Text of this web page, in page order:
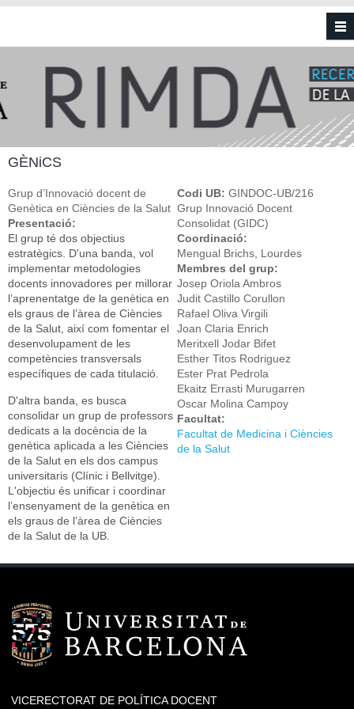
Vés al contingut
GÈNiCS
Grup d’Innovació docent de
Genètica en Ciències de la Salut
Presentació:
El grup té dos objectius
estratègics. D'una banda, vol
implementar metodologies
docents innovadores per millorar
l’aprenentatge de la genètica en
els graus de l’àrea de Ciències
de la Salut, així com fomentar el
desenvolupament de les
competències transversals
específiques de cada titulació.
D'altra banda, es busca
consolidar un grup de professors
dedicats a la docència de la
genètica aplicada a les Ciències
de la Salut en els dos campus
universitaris (Clínic i Bellvitge).
L'objectiu és unificar i coordinar
l’ensenyament de la genètica en
els graus de l’àrea de Ciències
de la Salut de la UB.
Codi UB: GINDOC-UB/216
Grup Innovació Docent
Consolidat (GIDC)
Coordinació:
Mengual Brichs, Lourdes
Membres del grup:
Josep Oriola Ambros
Judit Castillo Corullon
Rafael Oliva Virgili
Joan Claria Enrich
Meritxell Jodar Bifet
Esther Titos Rodriguez
Ester Prat Pedrola
Ekaitz Errasti Murugarren
Oscar Molina Campoy
Facultat:
Facultat de Medicina i Ciències
de la Salut
VICERECTORAT DE POLÍTICA DOCENT